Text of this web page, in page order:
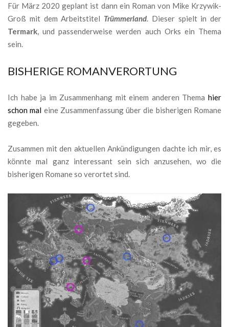
Für März 2020 geplant ist dann ein Roman von Mike Krzywik-
Groß mit dem Arbeitstitel Trümmerland. Dieser spielt in der
Termark, und passenderweise werden auch Orks ein Thema
sein.
BISHERIGE ROMANVERORTUNG
Ich habe ja im Zusammenhang mit einem anderen Thema hier
schon mal eine Zusammenfassung über die bisherigen Romane
gegeben.
Zusammen mit den aktuellen Ankündigungen dachte ich mir, es
könnte mal ganz interessant sein sich anzusehen, wo die
bisherigen Romane so verortet sind.